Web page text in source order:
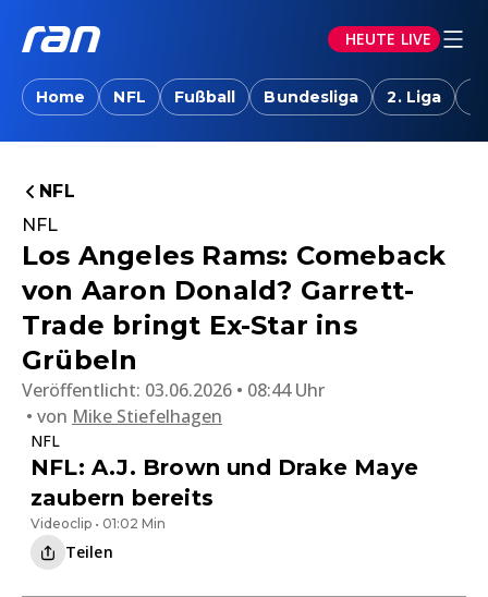
HEUTE LIVE
Home NFL Fußball Bundesliga 2. Liga
NFL
NFL
Los Angeles Rams: Comeback
von Aaron Donald? Garrett-
Trade bringt Ex-Star ins
Grübeln
Veröffentlicht: 03.06.2026 • 08:44 Uhr
von Mike Stiefelhagen
NFL
NFL: A.J. Brown und Drake Maye
zaubern bereits
Videoclip • 01:02 Min
Teilen